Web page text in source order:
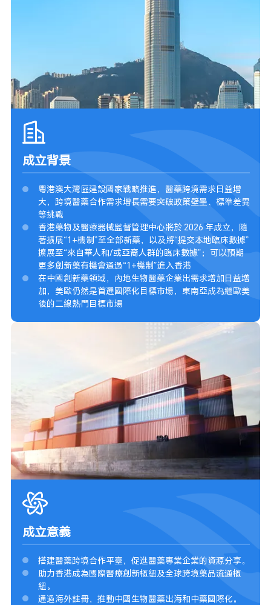
成立背景
粵港澳大灣區建設國家戰略推進，醫藥跨境需求日益增
大，跨境醫藥合作需求增長需要突破政策壁壘、標準差異
等挑戰
香港藥物及醫療器械監督管理中心將於 2026 年成立，隨
著擴展“1+機制”至全部新藥，以及將“提交本地臨床數據”
擴展至“來自華人和/或亞裔人群的臨床數據”；可以預期
更多創新藥有機會通過“1+機制”進入香港
在中國創新藥領域，內地生物醫藥企業出需求增加日益增
加，美歐仍然是首選國際化目標市場，東南亞成為繼歐美
後的二線熱門目標市場
成立意義
搭建醫藥跨境合作平臺，促進醫藥專業企業的資源分享。
助力香港成為國際醫療創新樞紐及全球跨境藥品流通樞
紐。
通過海外註冊，推動中國生物醫藥出海和中藥國際化。